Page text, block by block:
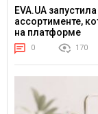
EVA.UA
ассортименте,
на платформе
0 170